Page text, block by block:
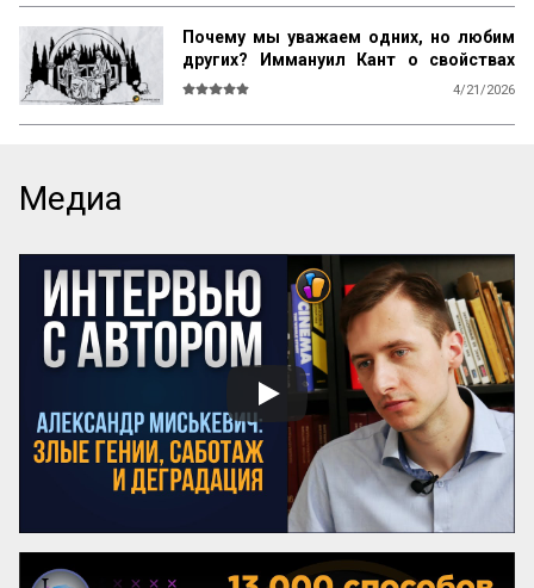
Почему мы уважаем одних, но любим
других? Иммануил Кант о свойствах
возвышенного и прекрасного
4/21/2026
добродетель бургомистра. Правдивость
и честность просты и благородны, шутка
и угодливая лесть тонки и красивы.
Учтивость украшение добродетели.
Бескорыстное служебное рвение
благородно, утонченность и вежливость
прекрасны. Возвышенные свойства
внушают уважение, прекрасные любовь.
Люди, чувство которых обращено
преимущественно на прекрасное, ищут
себе честных, вер...
Медиа